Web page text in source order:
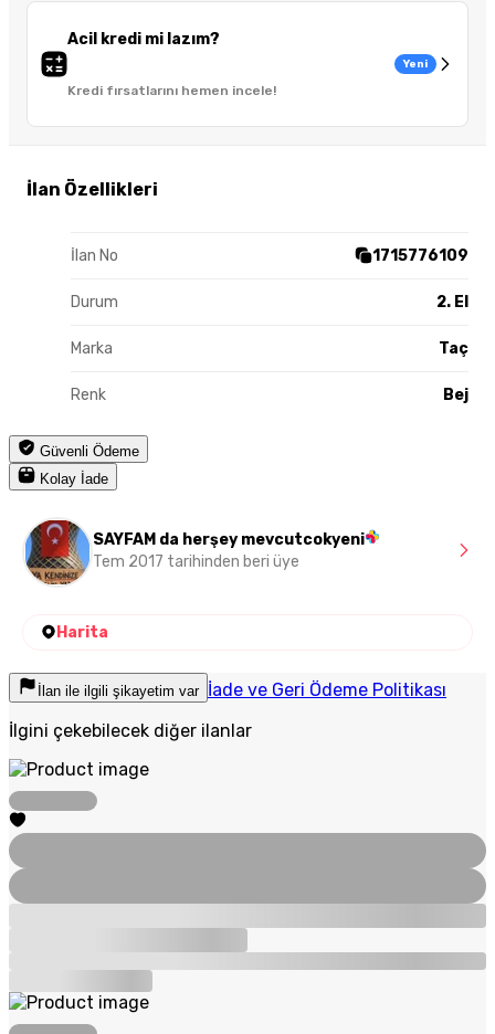
Acil kredi mi lazım?
Kredi fırsatlarını hemen incele!
Yeni
İlan Özellikleri
İlan No 1715776109
Durum 2. El
Marka Taç
Renk Bej
Güvenli Ödeme
Kolay İade
SAYFAM da herşey mevcutcokyeni
Tem 2017 tarihinden beri üye
Harita
İlan ile ilgili şikayetim var İade ve Geri Ödeme Politikası
İlgini çekebilecek diğer ilanlar